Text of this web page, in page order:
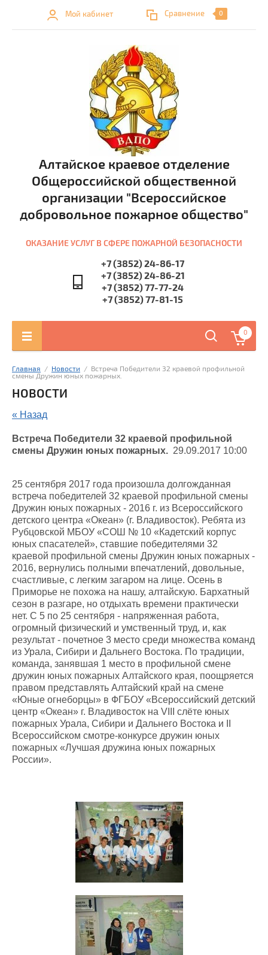
Мой кабинет Сравнение 0
Алтайское краевое отделение
Общероссийской общественной
организации "Всероссийское
добровольное пожарное общество"
ОКАЗАНИЕ УСЛУГ В СФЕРЕ ПОЖАРНОЙ БЕЗОПАСНОСТИ
+7 (3852) 24-86-17
+7 (3852) 24-86-21
+7 (3852) 77-77-24
+7 (3852) 77-81-15
0
Главная
  /
Новости
  /  Встреча Победители 32 краевой профильной
смены Дружин юных пожарных.
НОВОСТИ
« Назад
Встреча Победители 32 краевой профильной
смены Дружин юных пожарных. 29.09.2017 10:00
25 сентября 2017 года произошла долгожданная
встреча победителей 32 краевой профильной смены
Дружин юных пожарных - 2016 г. из Всероссийского
детского центра «Океан» (г. Владивосток). Ребята из
Рубцовской МБОУ «СОШ № 10 «Кадетский корпус
юных спасателей», ставшие победителями 32
краевой профильной смены Дружин юных пожарных -
2016, вернулись полными впечатлений, довольные,
счастливые, с легким загаром на лице. Осень в
Приморье не похожа на нашу, алтайскую. Бархатный
сезон в разгаре, но отдыхать времени практически
нет. С 5 по 25 сентября - напряженная работа,
огромный физический и умственный труд, и, как
результат - почетное 3 место среди множества команд
из Урала, Сибири и Дальнего Востока. По традиции,
команда, занявшая 1 место в профильной смене
дружин юных пожарных Алтайского края, поощряется
правом представлять Алтайский край на смене
«Юные огнеборцы» в ФГБОУ «Всероссийский детский
центр «Океан» г. Владивосток на VIII cлёте юных
пожарных Урала, Сибири и Дальнего Востока и II
Всероссийском смотре-конкурсе дружин юных
пожарных «Лучшая дружина юных пожарных
России».